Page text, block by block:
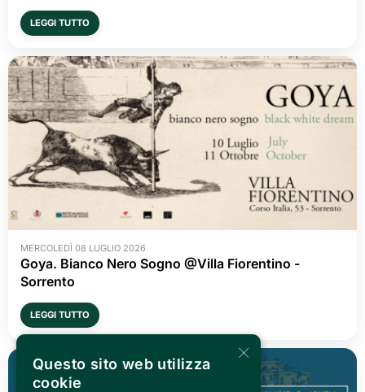
LEGGI TUTTO
MERCOLEDÌ 08 LUGLIO 2026
Goya. Bianco Nero Sogno @Villa Fiorentino -
Sorrento
LEGGI TUTTO
×
Questo sito web utilizza
cookie